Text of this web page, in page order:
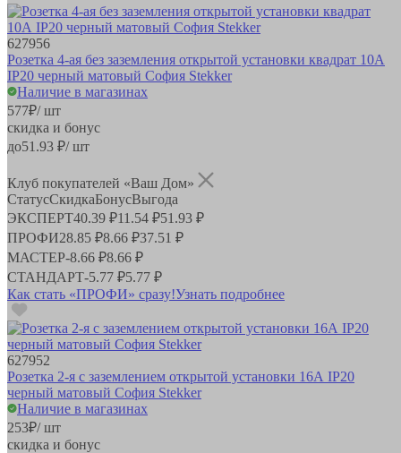
627956
Розетка 4-ая без заземления открытой установки квадрат 10А
IP20 черный матовый София Stekker
Наличие в магазинах
577₽/ шт
скидка и бонус
до51.93 ₽/ шт
Клуб покупателей «Ваш Дом»
СтатусСкидкаБонусВыгода
ЭКСПЕРТ40.39 ₽11.54 ₽51.93 ₽
ПРОФИ28.85 ₽8.66 ₽37.51 ₽
МАСТЕР-8.66 ₽8.66 ₽
СТАНДАРТ-5.77 ₽5.77 ₽
Как стать «ПРОФИ» сразу!Узнать подробнее
627952
Розетка 2-я с заземлением открытой установки 16А IP20
черный матовый София Stekker
Наличие в магазинах
253₽/ шт
скидка и бонус